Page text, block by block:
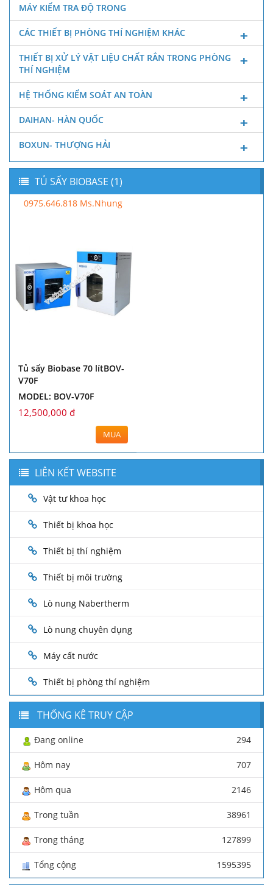
MÁY KIỂM TRA ĐỘ TRONG
CÁC THIẾT BỊ PHÒNG THÍ NGHIỆM KHÁC
THIẾT BỊ XỬ LÝ VẬT LIỆU CHẤT RẮN TRONG PHÒNG
THÍ NGHIỆM
HỆ THỐNG KIỂM SOÁT AN TOÀN
DAIHAN- HÀN QUỐC
BOXUN- THƯỢNG HẢI
TỦ SẤY BIOBASE (1)
0975.646.818 Ms.Nhung
Tủ sấy Biobase 70 lítBOV-
V70F
MODEL: BOV-V70F
12,500,000 đ
MUA
LIÊN KẾT WEBSITE
Vật tư khoa học
Thiết bị khoa học
Thiết bị thí nghiệm
Thiết bị môi trường
Lò nung Nabertherm
Lò nung chuyên dụng
Máy cất nước
Thiết bị phòng thí nghiệm
THỐNG KÊ TRUY CẬP
Đang online 294
Hôm nay 707
Hôm qua 2146
Trong tuần 38961
Trong tháng 127899
Tổng cộng 1595395